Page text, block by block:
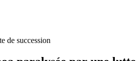
de succession